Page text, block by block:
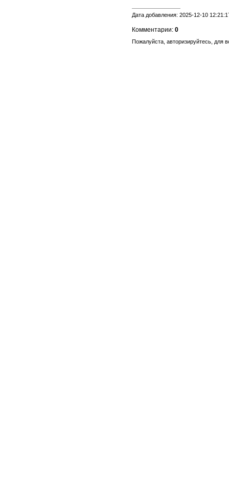
Дата добавления: 2025-12-10
Комментарии: 0
Пожалуйста, авторизируйтесь, для